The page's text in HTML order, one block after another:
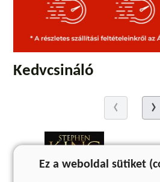
Kedvcsináló
Ez a weboldal sütiket